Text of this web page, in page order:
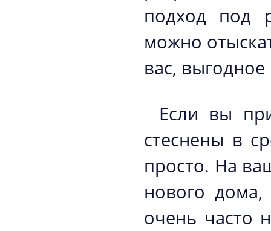
подход под
можно
вас,
Если вы
стеснены в
просто. На
нового
очень часто